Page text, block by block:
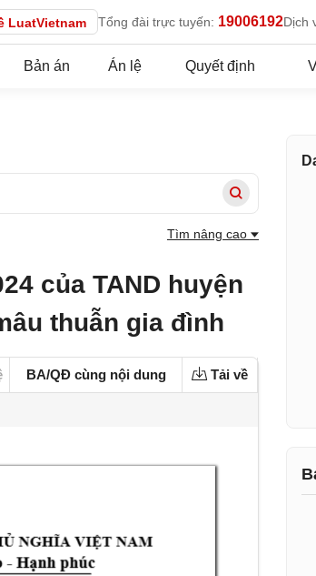
LuatVietnam Tổng đài trực tuyến: 19006192Dịch
Bản án Án lệ Quyết định
Tìm nâng cao
của TAND huyện
thuẫn gia đình
BA/QĐ cùng nội dung Tải về